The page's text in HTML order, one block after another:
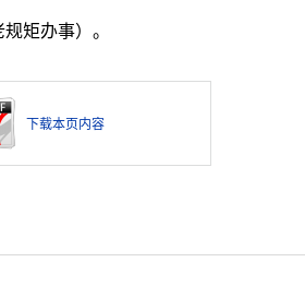
矩办事）。
下载本页内容